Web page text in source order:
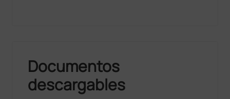
Documentos
descargables